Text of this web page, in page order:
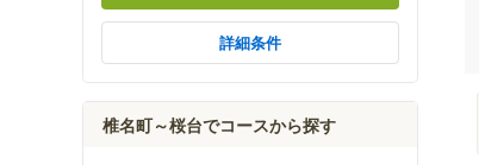
詳細条件
椎名町～桜台でコースから探す